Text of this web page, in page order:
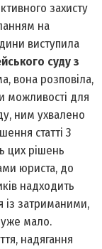
захисту
на
виступила
суду з
вона розповіла,
можливості для
ним ухвалено
статті 3
цих рішень
юриста, до
надходить
із затриманими,
мало.
надягання